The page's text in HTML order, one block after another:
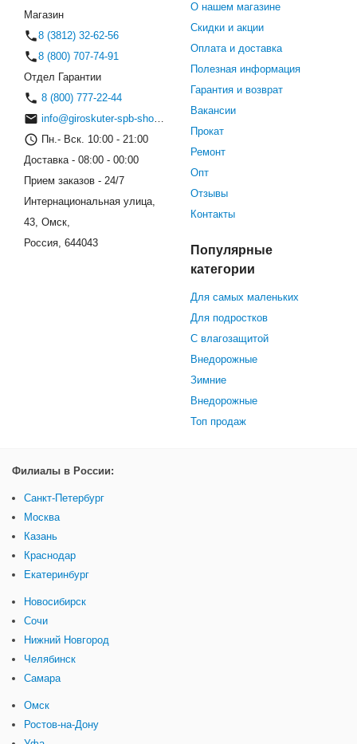
Магазин
8 (3812) 32-62-56
8 (800) 707-74-91
Отдел Гарантии
8 (800) 777-22-44
info@giroskuter-spb-shop.ru
Пн.- Вск. 10:00 - 21:00
Доставка - 08:00 - 00:00
Прием заказов - 24/7
Интернациональная улица,
43, Омск,
Россия, 644043
О нашем магазине
Скидки и акции
Оплата и доставка
Полезная информация
Гарантия и возврат
Вакансии
Прокат
Ремонт
Опт
Отзывы
Контакты
Популярные
категории
Для самых маленьких
Для подростков
С влагозащитой
Внедорожные
Зимние
Внедорожные
Топ продаж
Филиалы в России:
Санкт-Петербург
Москва
Казань
Краснодар
Екатеринбург
Новосибирск
Сочи
Нижний Новгород
Челябинск
Самара
Омск
Ростов-на-Дону